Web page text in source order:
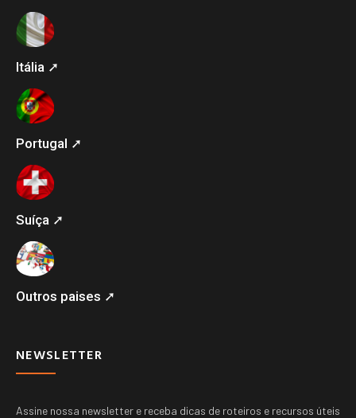
Itália ➚
Portugal ➚
Suíça ➚
Outros paises ➚
NEWSLETTER
Assine nossa newsletter e receba dicas de roteiros e recursos úteis